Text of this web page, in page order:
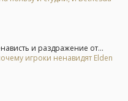
и раздражение от...
игроки ненавидят Elden